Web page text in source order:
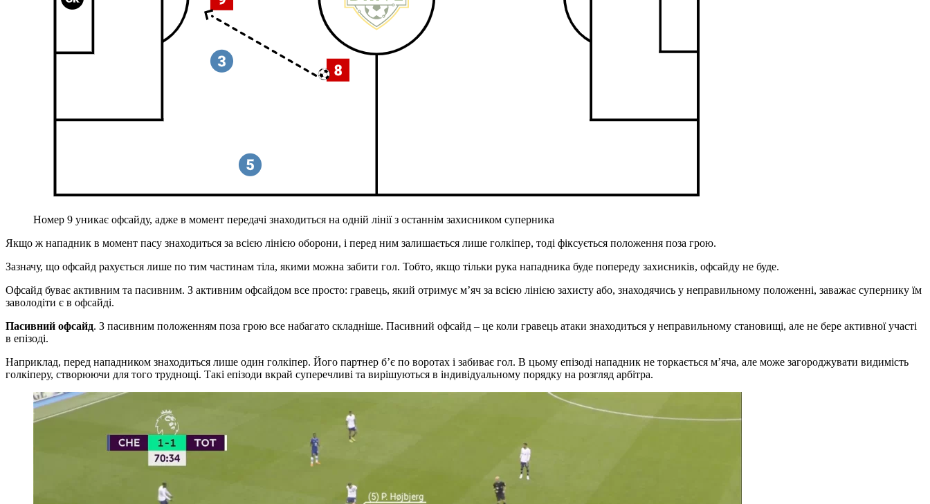
Номер 9 уникає офсайду, адже в момент передачі знаходиться на одній лінії з останнім захисником суперника
Якщо ж нападник в момент пасу знаходиться за всією лінією оборони, і перед ним залишається лише голкіпер, тоді фіксується положення поза грою.
Зазначу, що офсайд рахується лише по тим частинам тіла, якими можна забити гол. Тобто, якщо тільки рука нападника буде попереду захисників, офсайду не буде.
Офсайд буває активним та пасивним. З активним офсайдом все просто: гравець, який отримує м’яч за всією лінією захисту або, знаходячись у неправильному положенні, заважає супернику їм
заволодіти є в офсайді.
Пасивний офсайд. З пасивним положенням поза грою все набагато складніше. Пасивний офсайд – це коли гравець атаки знаходиться у неправильному становищі, але не бере активної участі
в епізоді.
Наприклад, перед нападником знаходиться лише один голкіпер. Його партнер б’є по воротах і забиває гол. В цьому епізоді нападник не торкається м’яча, але може загороджувати видимість
голкіперу, створюючи для того труднощі. Такі епізоди вкрай суперечливі та вирішуються в індивідуальному порядку на розгляд арбітра.